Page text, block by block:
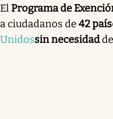
El Programa de
a ciudadanos de 42
Unidossin necesidad